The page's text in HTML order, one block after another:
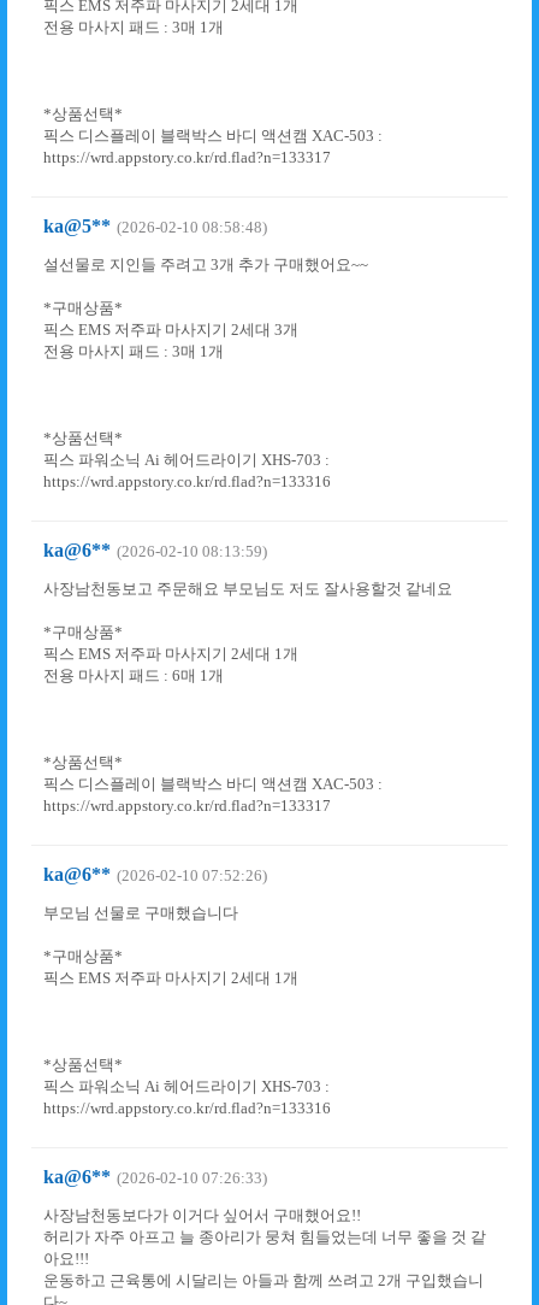
픽스 EMS 저주파 마사지기 2세대 1개
전용 마사지 패드 : 3매 1개
*상품선택*
픽스 디스플레이 블랙박스 바디 액션캠 XAC-503 :
https://wrd.appstory.co.kr/rd.flad?n=133317
ka@5** (2026-02-10 08:58:48)
설선물로 지인들 주려고 3개 추가 구매했어요~~
*구매상품*
픽스 EMS 저주파 마사지기 2세대 3개
전용 마사지 패드 : 3매 1개
*상품선택*
픽스 파워소닉 Ai 헤어드라이기 XHS-703 :
https://wrd.appstory.co.kr/rd.flad?n=133316
ka@6** (2026-02-10 08:13:59)
사장남천동보고 주문해요 부모님도 저도 잘사용할것 같네요
*구매상품*
픽스 EMS 저주파 마사지기 2세대 1개
전용 마사지 패드 : 6매 1개
*상품선택*
픽스 디스플레이 블랙박스 바디 액션캠 XAC-503 :
https://wrd.appstory.co.kr/rd.flad?n=133317
ka@6** (2026-02-10 07:52:26)
부모님 선물로 구매했습니다
*구매상품*
픽스 EMS 저주파 마사지기 2세대 1개
*상품선택*
픽스 파워소닉 Ai 헤어드라이기 XHS-703 :
https://wrd.appstory.co.kr/rd.flad?n=133316
ka@6** (2026-02-10 07:26:33)
사장남천동보다가 이거다 싶어서 구매했어요!!
허리가 자주 아프고 늘 종아리가 뭉쳐 힘들었는데 너무 좋을 것 같
아요!!!
운동하고 근육통에 시달리는 아들과 함께 쓰려고 2개 구입했습니